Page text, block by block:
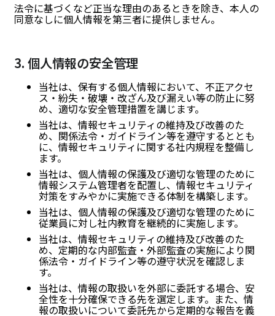
法令に基づくなど正当な理由のあるときを除き、本人の
同意なしに個人情報を第三者に提供しません。
3. 個人情報の安全管理
当社は、保有する個人情報において、不正アクセ
ス・紛失・破壊・改ざん及び漏えい等の防止に努
め、適切な安全管理措置を講じます。
当社は、情報セキュリティの維持及び改善のた
め、関係法令・ガイドライン等を遵守するととも
に、情報セキュリティに関する社内規程を整備し
ます。
当社は、個人情報の保護及び適切な管理のために
情報システム管理者を配置し、情報セキュリティ
対策をすみやかに実施できる体制を構築します。
当社は、個人情報の保護及び適切な管理のために
従業員に対し社内教育を継続的に実施します。
当社は、情報セキュリティの維持及び改善のた
め、定期的な内部監査・外部監査の実施により関
係法令・ガイドライン等の遵守状況を確認しま
す。
当社は、情報の取扱いを外部に委託する場合、安
全性を十分確保できる先を選定します。また、情
報の取扱いについて委託先から定期的な報告を義